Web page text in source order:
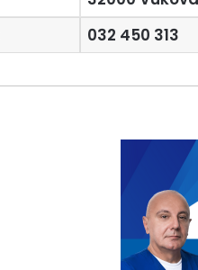
032 450 313